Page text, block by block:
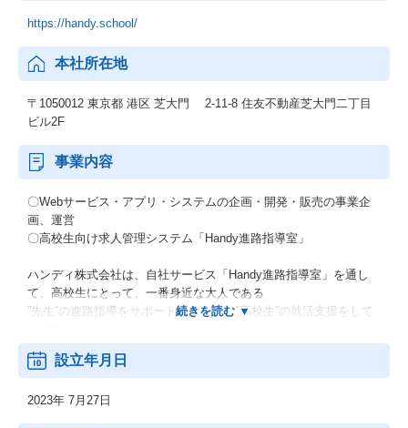
https://handy.school/
本社所在地
〒1050012 東京都 港区 芝大門 2-11-8 住友不動産芝大門二丁目
ビル2F
事業内容
〇Webサービス・アプリ・システムの企画・開発・販売の事業企
画、運営
〇高校生向け求人管理システム「Handy進路指導室」
ハンディ株式会社は、自社サービス「Handy進路指導室」を通し
て、高校生にとって、一番身近な大人である
”先生”の進路指導をサポートしながら、”高校生”の就活支援をして
70年来変わらない、高卒就活の仕組みを変えることで、多忙な先
生の働き方改革と、
さらに、企業の高卒採用手法に新しい風を吹き込むことによっ
て、人に投資をする”良い会社”に、
設立年月日
2023年 7月27日